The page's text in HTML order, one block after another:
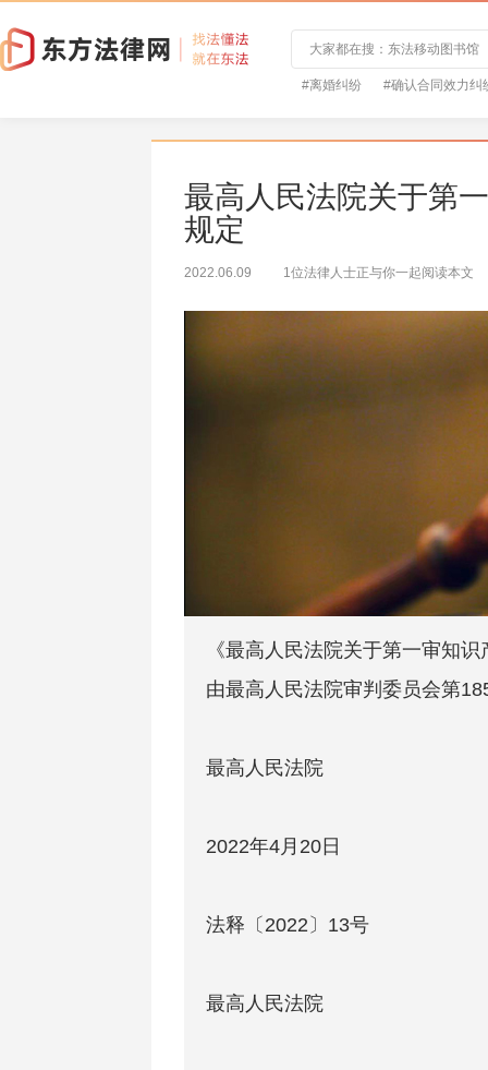
#离婚纠纷 #确认合同效力纠
最高人民法院关于第
规定
2022.06.09 1位法律人士正与你一起阅读本文
《最高人民法院关于第一审知
由最高人民法院审判委员会第
最高人民法院
2022年4月20日
法释〔2022〕13号
最高人民法院